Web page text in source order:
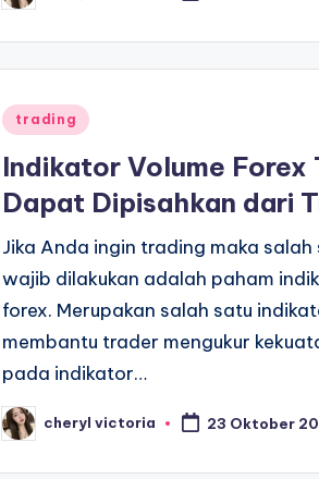
by
Posted
trading
Indikator Volume Forex
Dapat Dipisahkan dari
Jika Anda ingin trading maka salah
wajib dilakukan adalah paham
forex. Merupakan salah satu
membantu trader mengukur
pada indikator…
Posted
by
cheryl victoria 23 Oktober